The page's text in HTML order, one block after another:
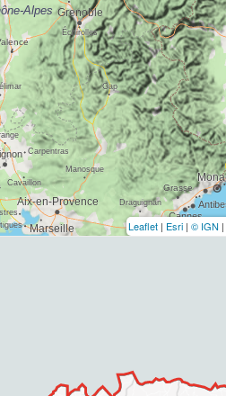
Leaflet | Esri | © IGN |